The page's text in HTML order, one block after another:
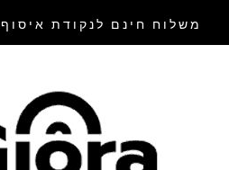
משלוח חינם לנקודת איסוף